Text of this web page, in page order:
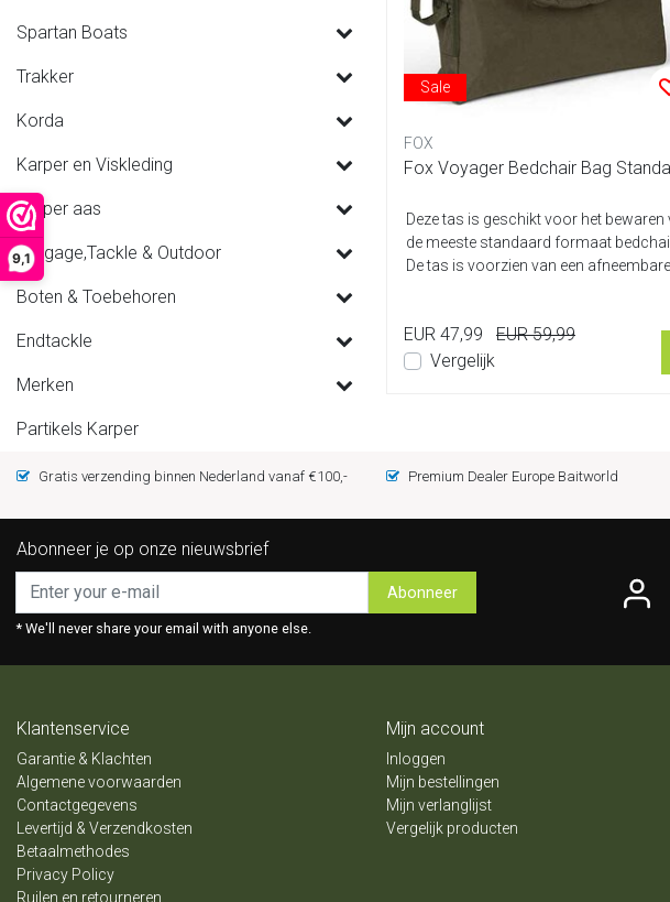
9,1
Spartan Boats
Trakker
Korda
Karper en Viskleding
Karper aas
Luggage,Tackle & Outdoor
Boten & Toebehoren
Endtackle
Merken
Partikels Karper
Sale
FOX
Fox Voyager Bedchair Bag
Deze tas is geschikt voor het bewaren
de meeste standaard formaat
De tas is voorzien van een afneembare
EUR 47,99
EUR 59,99
Vergelijk
Gratis verzending binnen Nederland vanaf €100,- Premium Dealer Europe Baitworld
Abonneer je op onze nieuwsbrief
Abonneer
* We'll never share your email with anyone else.
Klantenservice
Garantie & Klachten
Algemene voorwaarden
Contactgegevens
Levertijd & Verzendkosten
Betaalmethodes
Privacy Policy
Ruilen en retourneren
Mijn account
Inloggen
Mijn bestellingen
Mijn verlanglijst
Vergelijk producten